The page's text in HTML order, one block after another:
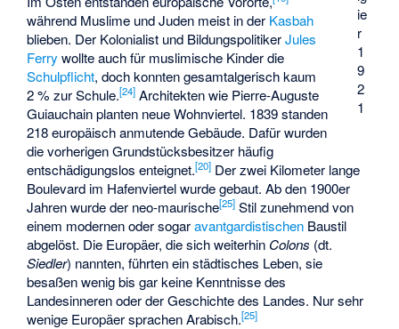
ie
r
1
9
2
1
während Muslime und Juden meist in der Kasbah
blieben. Der Kolonialist und BildungspolitikerJules
Ferry wollte auch für muslimische Kinder die
Schulpflicht, doch konnten gesamtalgerisch kaum
2 % zur Schule.[24] Architekten wie Pierre-Auguste
Guiauchainplanten neue Wohnviertel. 1839 standen
218 europäisch anmutende Gebäude. Dafür wurden
die vorherigen Grundstücksbesitzer häufig
entschädigungslos enteignet.[20] Der zwei Kilometer lange
Boulevard im Hafenviertel wurde gebaut. Ab den 1900er
Jahren wurde der neo-maurische[25] Stil zunehmend von
einem modernen oder sogaravantgardistischen Baustil
abgelöst. Die Europäer, die sich weiterhin Colons (dt.
Siedler) nannten, führten ein städtisches Leben, sie
besaßen wenig bis gar keine Kenntnisse des
Landesinneren oder der Geschichte des Landes. Nur sehr
wenige Europäer sprachen Arabisch.[25]